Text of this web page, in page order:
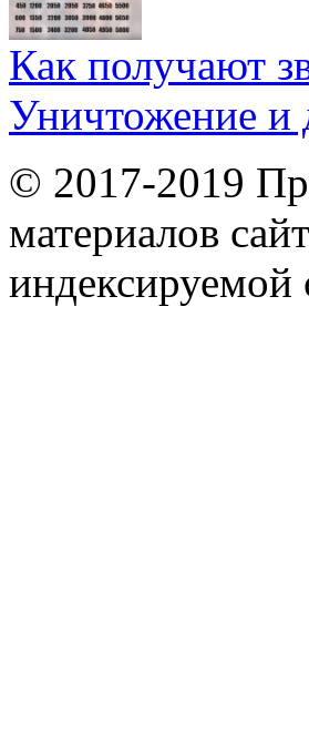
Как получают
Уничтожение и
© 2017-2019
материалов
индексируемой